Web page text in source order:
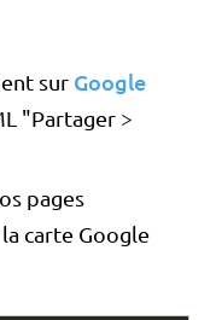
sur Google
"Partager >
pages
carte Google